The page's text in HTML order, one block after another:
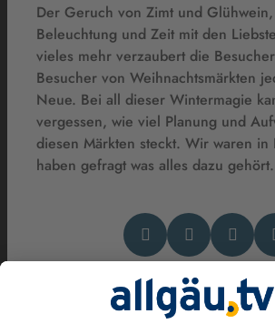
Der Geruch von Zimt und
Beleuchtung und Zeit mit den
vieles mehr verzaubert die
Besucher von Weihnachtsmärkten
Neue. Bei all dieser Wintermagie
vergessen, wie viel Planung und
diesen Märkten steckt. Wir waren in
haben gefragt was alles dazu gehört.